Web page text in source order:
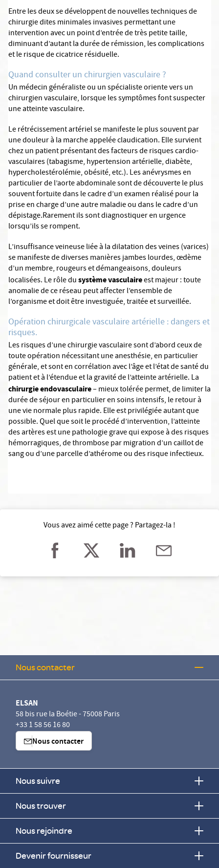
Entre les deux se développent de nouvelles techniques de
chirurgie dites minimales invasives permettant une
intervention avec un point d’entrée de très petite taille,
diminuant d’autant la durée de rémission, les complications
et le risque de cicatrice résiduelle.
Quand consulter un chirurgien vasculaire ?
Un médecin généraliste ou un spécialiste oriente vers un
chirurgien vasculaire, lorsque les symptômes font suspecter
une atteinte vasculaire.
Le rétrécissement artériel se manifeste le plus souvent par
une douleur à la marche appelée claudication. Elle survient
chez un patient présentant des facteurs de risques cardio-
vasculaires (tabagisme, hypertension artérielle, diabète,
hypercholestérolémie, obésité, etc.). Les anévrysmes en
particulier de l’aorte abdominale sont de découverte le plus
souvent fortuite dans le cadre d’un examen réalisé pour la
prise en charge d’une autre maladie ou dans le cadre d’un
dépistage.Rarement ils sont diagnostiquer en urgence
lorsqu’ils se rompent.
L’insuffisance veineuse liée à la dilatation des veines (varices)
se manifeste de diverses manières jambes lourdes, œdème
d’un membre, rougeurs et démangeaisons, douleurs
localisées. Le rôle dusystème vasculaireest majeur : toute
anomalie de ce réseau peut affecter l’ensemble de
l’organisme et doit être investiguée, traitée et surveillée.
Opération chirurgicale vasculaire artérielle : dangers et
risques.
Les risques d’une chirurgie vasculaire sont d’abord ceux de
toute opération nécessitant une anesthésie, en particulier
générale, et sont en corrélation avec l’âge et l’état de santé du
patient et à l’étendue et la gravité de l’atteinte artérielle. La
chirurgie endovasculaire– mieux tolérée permet, de limiter la
durée de séjour en particulier en soins intensifs, le retour à
une vie normale plus rapide. Elle est privilégiée autant que
possible. Quel que soit le procédé d’intervention, l’atteinte
des artères est une pathologie grave qui expose à des risques
hémorragiques, de thrombose par migration d’un caillot de
sang ou d’une parcelle d’athérome ou des risque infectieux.
Vous avez aimé cette page ? Partagez-la !
Nous contacter
ELSAN
58 bis rue la Boétie - 75008 Paris
+33 1 58 56 16 80
Nous contacter
Nous suivre
Nous trouver
Nous rejoindre
Devenir fournisseur